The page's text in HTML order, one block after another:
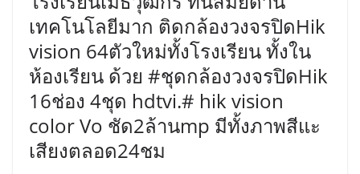
เทคโนโลยีมาก ติดกล้องวงจรปิดHik
vision 64ตัวใหม่ทั้งโรงเรียน ทั้งใน
ห้องเรียน ด้วย #ชุดกล้องวงจรปิดHik
16ช่อง 4ชุด hdtvi.# hik vision
color Vo ชัด2ล้านmp มีทั้งภาพสีแะ
เสียงตลอด24ชม